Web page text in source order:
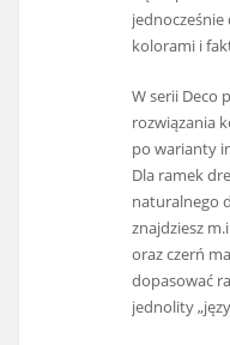
kolorami i
W serii Deco
rozwiązania
po warianty
Dla ramek
naturalnego
znajdziesz
oraz czerń
dopasować
jednolity